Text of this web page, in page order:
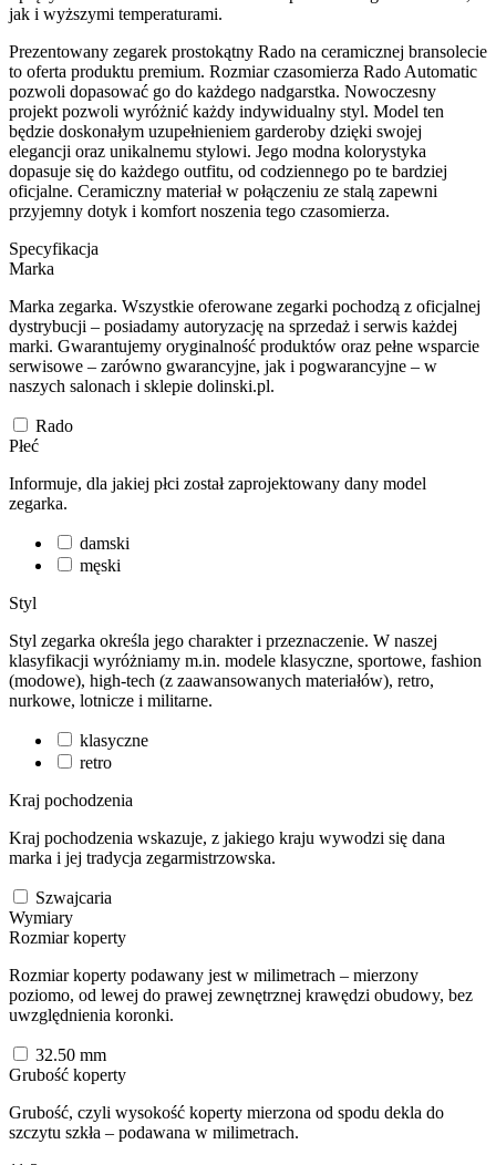
jak i wyższymi temperaturami.
Prezentowany zegarek prostokątny Rado na ceramicznej bransolecie
to oferta produktu premium. Rozmiar czasomierza Rado Automatic
pozwoli dopasować go do każdego nadgarstka. Nowoczesny
projekt pozwoli wyróżnić każdy indywidualny styl. Model ten
będzie doskonałym uzupełnieniem garderoby dzięki swojej
elegancji oraz unikalnemu stylowi. Jego modna kolorystyka
dopasuje się do każdego outfitu, od codziennego po te bardziej
oficjalne. Ceramiczny materiał w połączeniu ze stalą zapewni
przyjemny dotyk i komfort noszenia tego czasomierza.
Specyfikacja
Marka
Marka zegarka. Wszystkie oferowane zegarki pochodzą z oficjalnej
dystrybucji – posiadamy autoryzację na sprzedaż i serwis każdej
marki. Gwarantujemy oryginalność produktów oraz pełne wsparcie
serwisowe – zarówno gwarancyjne, jak i pogwarancyjne – w
naszych salonach i sklepie dolinski.pl.
Rado
Płeć
Informuje, dla jakiej płci został zaprojektowany dany model
zegarka.
damski
męski
Styl
Styl zegarka określa jego charakter i przeznaczenie. W naszej
klasyfikacji wyróżniamy m.in. modele klasyczne, sportowe, fashion
(modowe), high-tech (z zaawansowanych materiałów), retro,
nurkowe, lotnicze i militarne.
klasyczne
retro
Kraj pochodzenia
Kraj pochodzenia wskazuje, z jakiego kraju wywodzi się dana
marka i jej tradycja zegarmistrzowska.
Szwajcaria
Wymiary
Rozmiar koperty
Rozmiar koperty podawany jest w milimetrach – mierzony
poziomo, od lewej do prawej zewnętrznej krawędzi obudowy, bez
uwzględnienia koronki.
32.50 mm
Grubość koperty
Grubość, czyli wysokość koperty mierzona od spodu dekla do
szczytu szkła – podawana w milimetrach.